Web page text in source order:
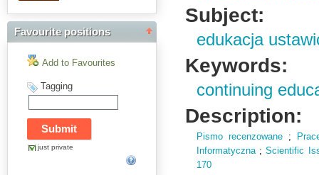
Favourite positions
Add to Favourites
Tagging
just private
Subject:
edukacja
Keywords:
continuing
Description:
Pismo recenzowane ;
Informatyczna;Scientific
170